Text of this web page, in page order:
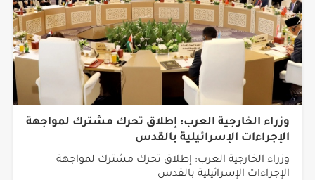
وزراء الخارجية العرب: إطلاق تحرك مشترك لمواجهة
الإجراءات الإسرائيلية بالقدس
وزراء الخارجية العرب: إطلاق تحرك مشترك لمواجهة
الإجراءات الإسرائيلية بالقدس